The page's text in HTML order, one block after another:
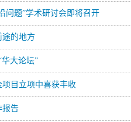
问题”学术研讨会即将召开
途的地方
大论坛”
目立项中喜获丰收
报告